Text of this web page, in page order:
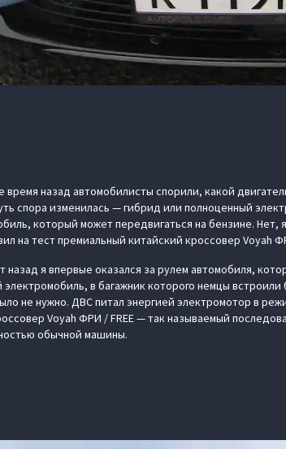
время назад автомобилисты спорили, какой
спора изменилась — гибрид или полноценный
который может передвигаться на бензине. Нет,
на тест премиальный китайский кроссовер Voyah
назад я впервые оказался за рулем автомобиля,
электромобиль, в багажник которого немцы
не нужно. ДВС питал энергией электромотор в
Voyah ФРИ / FREE — так называемый
обычной машины.